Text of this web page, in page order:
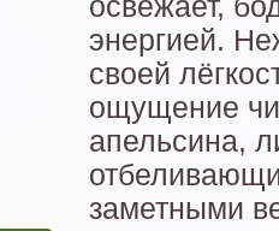
освежает,
энергией.
своей
ощущение
апельсина,
заметными